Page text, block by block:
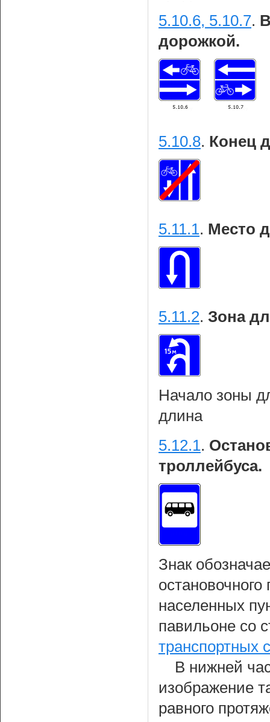
5.10.6, 5.10.7.
дорожкой.
5.10.8. Конец
5.11.1. Место
5.11.2. Зона
Начало зоны
длина
5.12.1.
троллейбуса.
Знак
остановочного
населенных
павильоне со
транспортных
В нижней
изображение
равного